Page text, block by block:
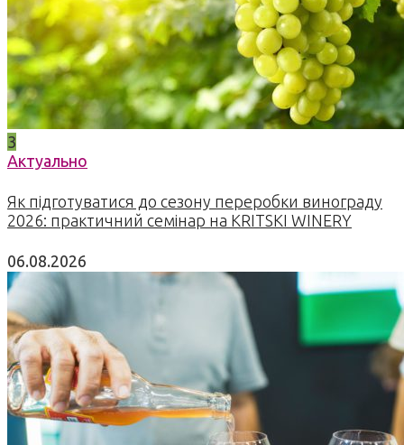
3
Актуально
Як підготуватися до сезону переробки винограду
2026: практичний семінар на KRITSKI WINERY
06.08.2026